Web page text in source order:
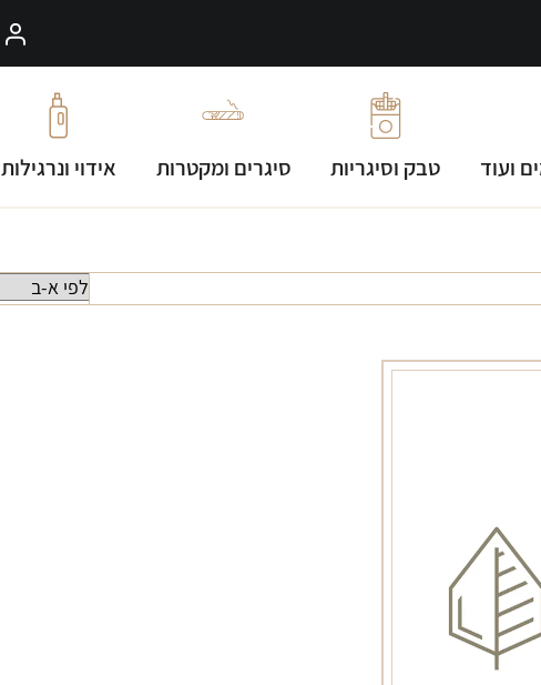
ועוד טבק וסיגריות סיגרים ומקטרות אידוי ונרגילות